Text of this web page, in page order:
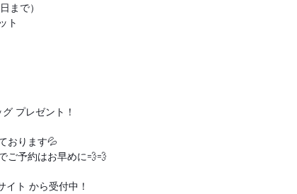
まで）
ト
プレゼント！
おります💦
ご予約はお早めに💨💨
ト から受付中！